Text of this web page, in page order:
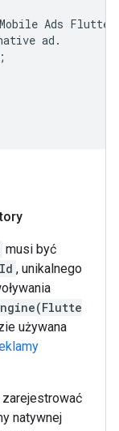
Mobile Ads Flutter
ad .
musi być
, unikalnego
używana
natywnej